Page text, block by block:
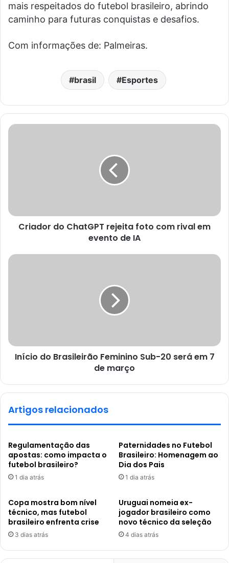
mais respeitados do futebol brasileiro, abrindo
caminho para futuras conquistas e desafios.
Com informações de: Palmeiras.
brasil Esportes
Criador do ChatGPT rejeita foto com rival em
evento de IA
Início do Brasileirão Feminino Sub-20 será em 7
de março
Artigos relacionados
Regulamentação das
apostas: como impacta o
futebol brasileiro?
1 dia atrás
Paternidades no Futebol
Brasileiro: Homenagem ao
Dia dos Pais
1 dia atrás
Copa mostra bom nível
técnico, mas futebol
brasileiro enfrenta crise
3 dias atrás
Uruguai nomeia ex-
jogador brasileiro como
novo técnico da seleção
4 dias atrás